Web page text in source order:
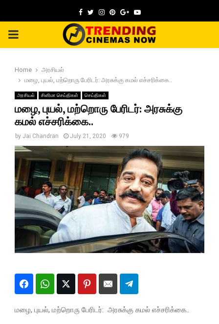
Facebook
TwitterInstagram
Pinterest
GoogleYoutube
PRIMARY
Home
அரசியல்
மழை, புயல், மற்றொரு பேரிடர்: அரசுக்கு கமல் எச்சரிக்கை..
அரசியல் சினிமா செய்திகள் செய்திகள்
மழை, புயல், மற்றொரு பேரிடர்: அரசுக்கு
கமல் எச்சரிக்கை..
by Jai Chandran July 21, 2020 979
மழை, புயல், மற்றொரு பேரிடர்: அரசுக்கு கமல் எச்சரிக்கை..